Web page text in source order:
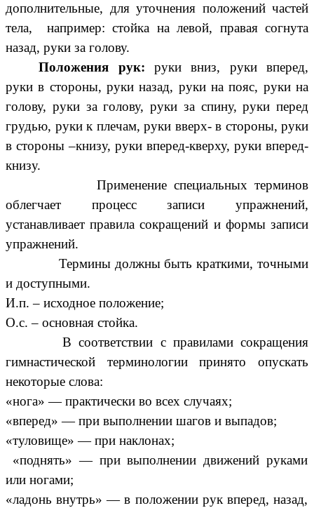
дополнительные, для уточнения положений частей
тела, например: стойка на левой, правая согнута
назад, руки за голову.
Положения рук: руки вниз, руки вперед,
руки в стороны, руки назад, руки на пояс, руки на
голову, руки за голову, руки за спину, руки перед
грудью, руки к плечам, руки вверх- в стороны, руки
в стороны –книзу, руки вперед-кверху, руки вперед-
книзу.
Применение специальных терминов
облегчает процесс записи упражнений,
устанавливает правила сокращений и формы записи
упражнений.
Термины должны быть краткими, точными
и доступными.
И.п. – исходное положение;
О.с. – основная стойка.
В соответствии с правилами сокращения
гимнастической терминологии принято опускать
некоторые слова:
«нога» — практически во всех случаях;
«вперед» — при выполнении шагов и выпадов;
«туловище» — при наклонах;
«поднять» — при выполнении движений руками
или ногами;
«ладонь внутрь» — в положении рук вперед, назад,